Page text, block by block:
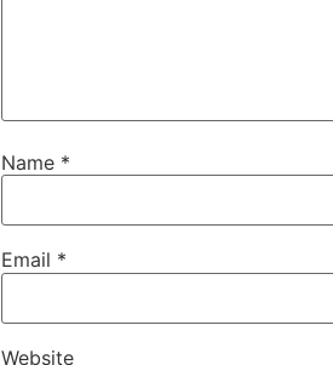
Name *
Email *
Website